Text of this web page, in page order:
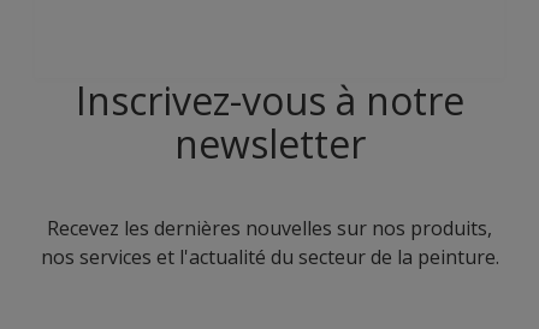
Inscrivez-vous à notre
newsletter
Recevez les dernières nouvelles sur nos produits,
nos services et l'actualité du secteur de la peinture.